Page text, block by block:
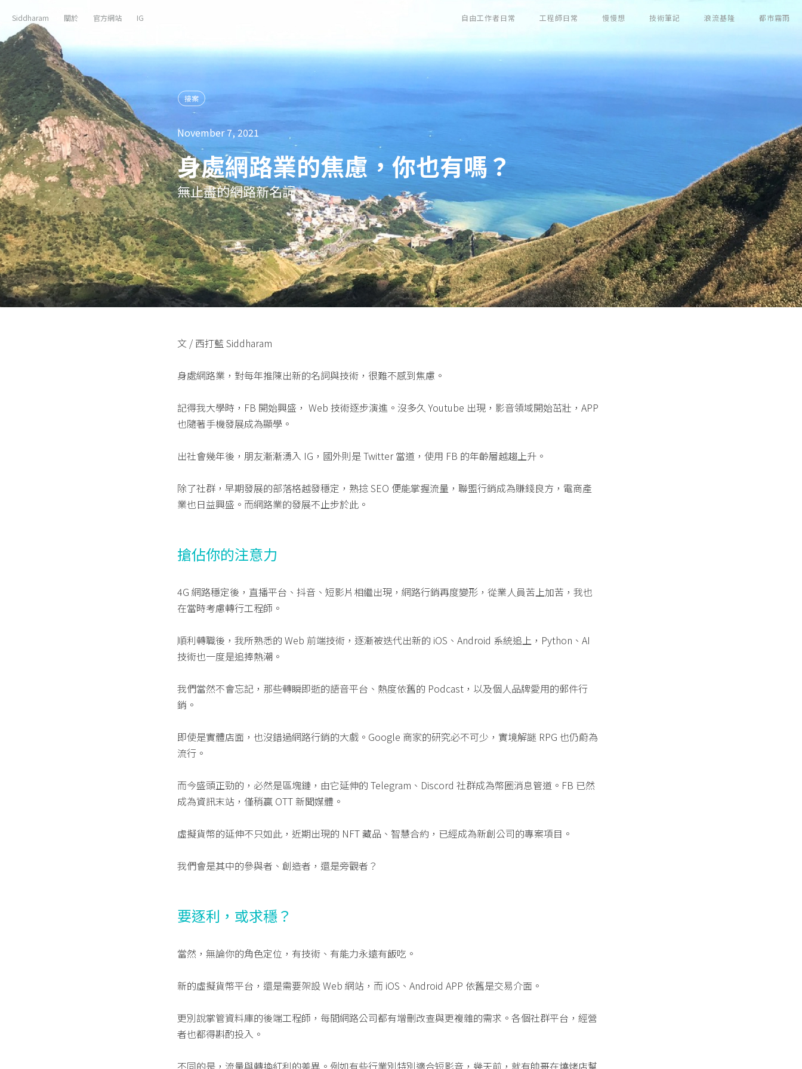
Siddharam 關於 官方網站 IG 自由工作者日常 工程師日常 慢慢想 技術筆記 浪流基隆 都市霧雨
接案
November 7, 2021
身處網路業的焦慮，你也有嗎？
無止盡的網路新名詞
文 / 西打藍 Siddharam
身處網路業，對每年推陳出新的名詞與技術，很難不感到焦慮。
記得我大學時，FB 開始興盛， Web 技術逐步演進。沒多久 Youtube 出現，影音領域開始茁壯，APP
也隨著手機發展成為顯學。
出社會幾年後，朋友漸漸湧入 IG，國外則是 Twitter 當道，使用 FB 的年齡層越趨上升。
除了社群，早期發展的部落格越發穩定，熟捻 SEO 便能掌握流量，聯盟行銷成為賺錢良方，電商產
業也日益興盛。而網路業的發展不止步於此。
搶佔你的注意力
4G 網路穩定後，直播平台、抖音、短影片相繼出現，網路行銷再度變形，從業人員苦上加苦，我也
在當時考慮轉行工程師。
順利轉職後，我所熟悉的 Web 前端技術，逐漸被迭代出新的 iOS、Android 系統追上，Python、AI
技術也一度是追捧熱潮。
我們當然不會忘記，那些轉瞬即逝的語音平台、熱度依舊的 Podcast，以及個人品牌愛用的郵件行
銷。
即使是實體店面，也沒錯過網路行銷的大戲。Google 商家的研究必不可少，實境解謎 RPG 也仍蔚為
流行。
而今盛頭正勁的，必然是區塊鏈，由它延伸的 Telegram、Discord 社群成為幣圈消息管道。FB 已然
成為資訊末站，僅稍贏 OTT 新聞媒體。
虛擬貨幣的延伸不只如此，近期出現的 NFT 藏品、智慧合約，已經成為新創公司的專案項目。
我們會是其中的參與者、創造者，還是旁觀者？
要逐利，或求穩？
當然，無論你的角色定位，有技術、有能力永遠有飯吃。
新的虛擬貨幣平台，還是需要架設 Web 網站，而 iOS、Android APP 依舊是交易介面。
更別說掌管資料庫的後端工程師，每間網路公司都有增刪改查與更複雜的需求。各個社群平台，經營
者也都得斟酌投入。
不同的是，流量與轉換紅利的差異。例如有些行業別特別適合短影音，幾天前，就有帥哥在燒烤店幫